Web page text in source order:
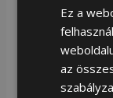
ki. Legyen
kulcsaidat
Ez a
az